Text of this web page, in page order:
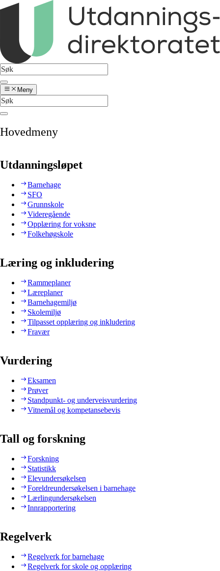
Meny
Hovedmeny
Utdanningsløpet
Barnehage
SFO
Grunnskole
Videregående
Opplæring for voksne
Folkehøgskole
Læring og inkludering
Rammeplaner
Læreplaner
Barnehagemiljø
Skolemiljø
Tilpasset opplæring og inkludering
Fravær
Vurdering
Eksamen
Prøver
Standpunkt- og underveisvurdering
Vitnemål og kompetansebevis
Tall og forskning
Forskning
Statistikk
Elevundersøkelsen
Foreldreundersøkelsen i barnehage
Lærlingundersøkelsen
Innrapportering
Regelverk
Regelverk for barnehage
Regelverk for skole og opplæring